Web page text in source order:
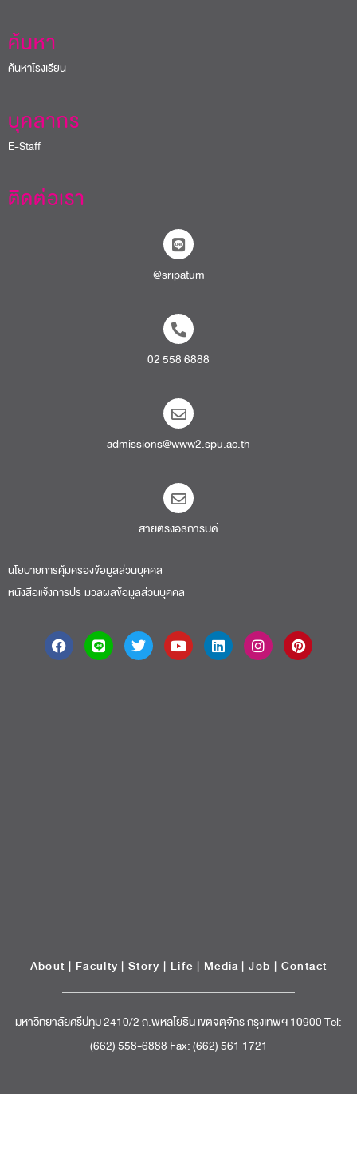
ค้นหา
ค้นหาโรงเรียน
บุคลากร
E-Staff
ติดต่อเรา
@sripatum
02 558 6888
admissions@www2.spu.ac.th
สายตรงอธิการบดี​
นโยบายการคุ้มครองข้อมูลส่วนบุคคล
หนังสือแจ้งการประมวลผลข้อมูลส่วนบุคคล